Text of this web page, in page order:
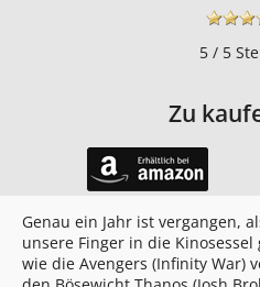
5 / 5
Zu
Genau ein Jahr ist vergangen,
unsere Finger in die
wie die Avengers (Infinity War)